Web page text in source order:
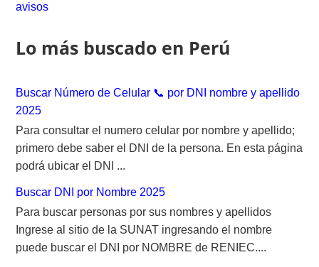
avisos
Lo más buscado en Perú
Buscar Número de Celular 📞 por DNI nombre y apellido
2025
Para consultar el numero celular por nombre y apellido;
primero debe saber el DNI de la persona. En esta página
podrá ubicar el DNI ...
Buscar DNI por Nombre 2025
Para buscar personas por sus nombres y apellidos
Ingrese al sitio de la SUNAT ingresando el nombre
puede buscar el DNI por NOMBRE de RENIEC....